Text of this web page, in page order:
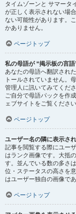
タイムゾーンと サマータ
が正しく表示されない場
ない可能性があります。
かありません。
ページトップ
私の母語が “掲示板の言
あなたの母語へ翻訳され
トールされていません。
管理人に訊いてみてくだ
ご自分で母語パックを作
ェブサイトをご覧ください
ページトップ
ユーザー名の隣に表示さ
記事を閲覧する際にユー
はランク画像です。大抵
す。並んでいる数の多さ
位・ステータスの高さを
はユーザー独自の画像で
ページトップ